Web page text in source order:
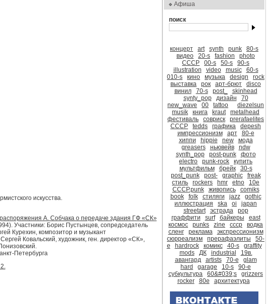
искусства.
А. Собчака о передаче здания ГФ «СК»
Участники: Борис Пустынцев, сопредседатель
Курехин, композитор и музыкант
Ковальский, художник, ген. директор «СК»,
Петербурга
Афиша
поиск
концерт art synth punk
80-s
видео
20-s fashion
photo
СССР
00-s 50-s
90-s
illustration
video music
60-s
010-s
кино музыка design
rock
выставка
рок арт-брют
disco
винил
70-s post_
skinhead
synty_pop
дизайн
70
new_wave
00 tattoo
diezelsun
musik
книга kraut
metalhead
фестиваль
совриск
prerafaelites
CCCР
tedds графика
depesh
импрессионизм
арт
80-е
хиппи
hippie new
мода
greasers
ньювейв
ndw
synth_pop
post-punk
фото
electro
punk-rock
купить
мультфильм
брейк
30-s
post_punk
post- graphic
freak
стиль
rockers hmr etno
10е
CCCР.punk
живопись
comiks
book
folk стиляги jazz
gothic
иллюстрация
ska oi
japan
streetart
эстрада
pop
граффити
surf байкеры
east
космос
punks zine ссср
водка
сленг
реклама
экспрессионизм
сюрреализм
прерафаэлиты
50-
е
hardrock комикс 40-s
graffity
mods
ДК industrial
19в.
авангард
artists 70-е
glam
hard
garage 10-s
90-е
субкультура
60&#039;s
grizzers
rocker
80е архитектура